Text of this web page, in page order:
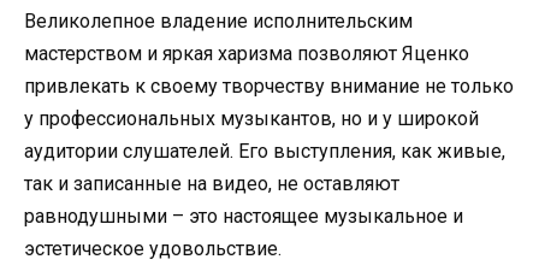
Великолепное владение исполнительским
мастерством и яркая харизма позволяют Яценко
привлекать к своему творчеству внимание не только
у профессиональных музыкантов, но и у широкой
аудитории слушателей. Его выступления, как живые,
так и записанные на видео, не оставляют
равнодушными – это настоящее музыкальное и
эстетическое удовольствие.